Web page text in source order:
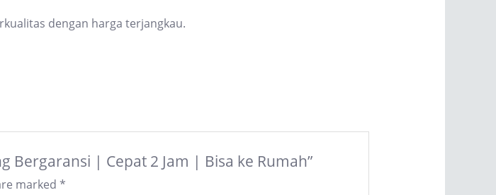
dengan harga terjangkau.
Bergaransi | Cepat 2 Jam | Bisa ke Rumah”
marked *